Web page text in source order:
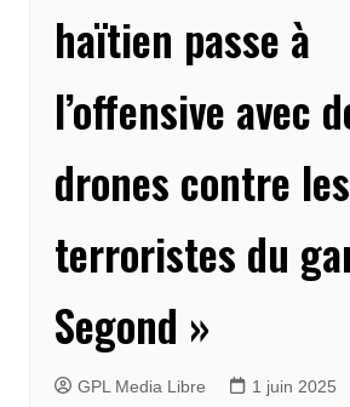
haïtien passe à
l’offensive avec
drones contre les
terroristes du
Segond »
GPL Media Libre 1 juin 2025